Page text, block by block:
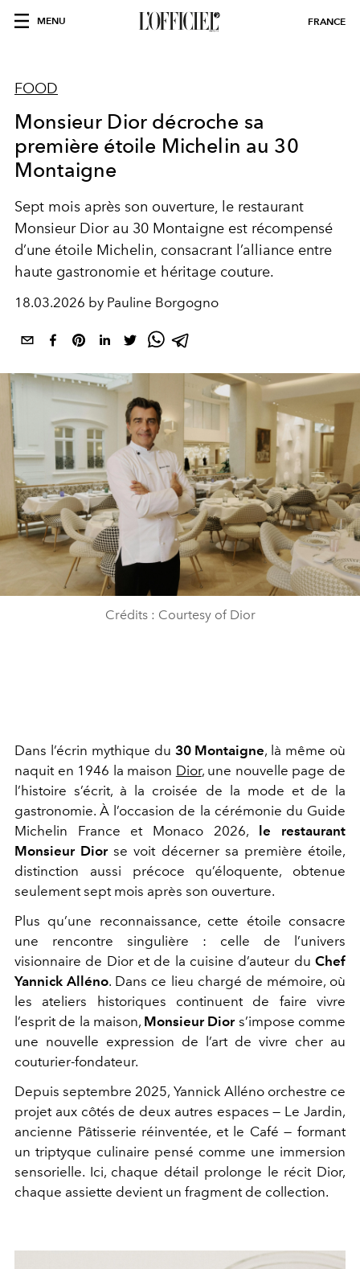
MENU FRANCE
FOOD
Monsieur Dior décroche sa
première étoile Michelin au 30
Montaigne
Sept mois après son ouverture, le restaurant
Monsieur Dior au 30 Montaigne est récompensé
d’une étoile Michelin, consacrant l’alliance entre
haute gastronomie et héritage couture.
18.03.2026 by Pauline Borgogno
Crédits : Courtesy of Dior
Dans l’écrin mythique du 30 Montaigne, là même où
naquit en 1946 la maison Dior, une nouvelle page de
l’histoire s’écrit, à la croisée de la mode et de la
gastronomie. À l’occasion de la cérémonie du Guide
Michelin France et Monaco 2026, le restaurant
Monsieur Diorse voit décerner sa première étoile,
distinction aussi précoce qu’éloquente, obtenue
seulement sept mois après son ouverture.
Plus qu’une reconnaissance, cette étoile consacre
une rencontre singulière : celle de l’univers
visionnaire de Dior et de la cuisine d’auteur du Chef
Yannick Alléno. Dans ce lieu chargé de mémoire, où
les ateliers historiques continuent de faire vivre
l’esprit de la maison, Monsieur Diors’impose comme
une nouvelle expression de l’art de vivre cher au
couturier-fondateur.
Depuis septembre 2025, Yannick Alléno orchestre ce
projet aux côtés de deux autres espaces — Le Jardin,
ancienne Pâtisserie réinventée, et le Café — formant
un triptyque culinaire pensé comme une immersion
sensorielle. Ici, chaque détail prolonge le récit Dior,
chaque assiette devient un fragment de collection.